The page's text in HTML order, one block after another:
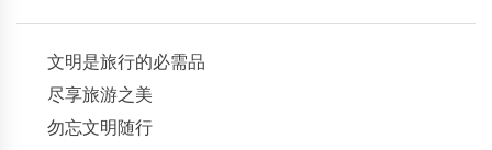
文明是旅行的必需品
尽享旅游之美
勿忘文明随行